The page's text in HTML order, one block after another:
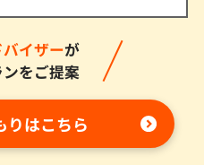
イザーが
をご提案
りはこちら